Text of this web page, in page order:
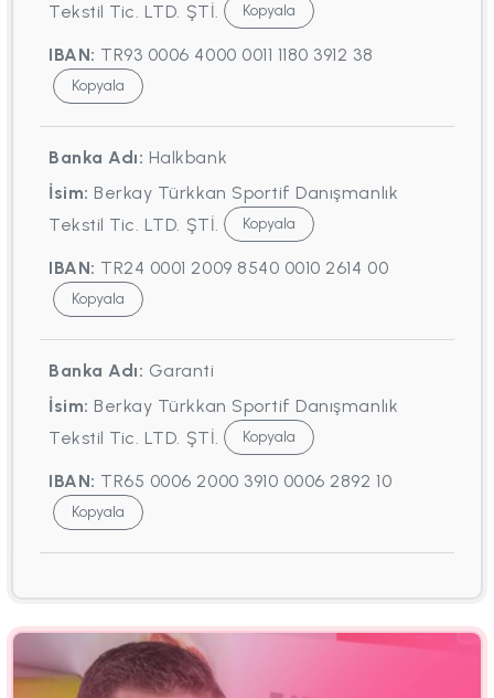
Tekstil Tic. LTD. ŞTİ.
Kopyala
IBAN: TR93 0006 4000 0011 1180 3912 38
Kopyala
Banka Adı: Halkbank
İsim: Berkay Türkkan Sportif Danışmanlık
Tekstil Tic. LTD. ŞTİ.
Kopyala
IBAN: TR24 0001 2009 8540 0010 2614 00
Kopyala
Banka Adı: Garanti
İsim: Berkay Türkkan Sportif Danışmanlık
Tekstil Tic. LTD. ŞTİ.
Kopyala
IBAN: TR65 0006 2000 3910 0006 2892 10
Kopyala